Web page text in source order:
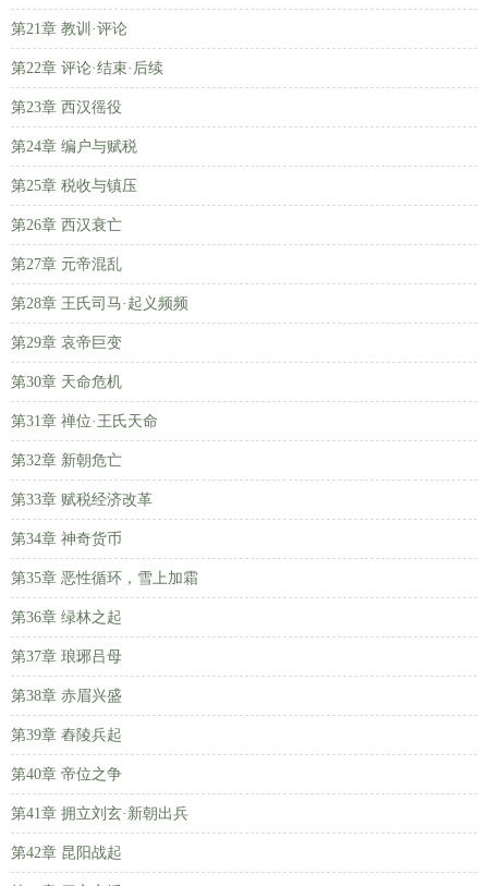
第21章 教训·评论
第22章 评论·结束·后续
第23章 西汉徭役
第24章 编户与赋税
第25章 税收与镇压
第26章 西汉衰亡
第27章 元帝混乱
第28章 王氏司马·起义频频
第29章 哀帝巨变
第30章 天命危机
第31章 禅位·王氏天命
第32章 新朝危亡
第33章 赋税经济改革
第34章 神奇货币
第35章 恶性循环，雪上加霜
第36章 绿林之起
第37章 琅琊吕母
第38章 赤眉兴盛
第39章 舂陵兵起
第40章 帝位之争
第41章 拥立刘玄·新朝出兵
第42章 昆阳战起